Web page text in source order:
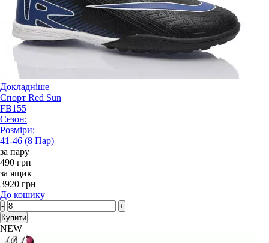
Докладніше
Спорт Red Sun
FB155
Сезон:
Розміри:
41-46 (8 Пар)
за пару
490 грн
за ящик
3920 грн
До кошику
-
+
Купити
NEW